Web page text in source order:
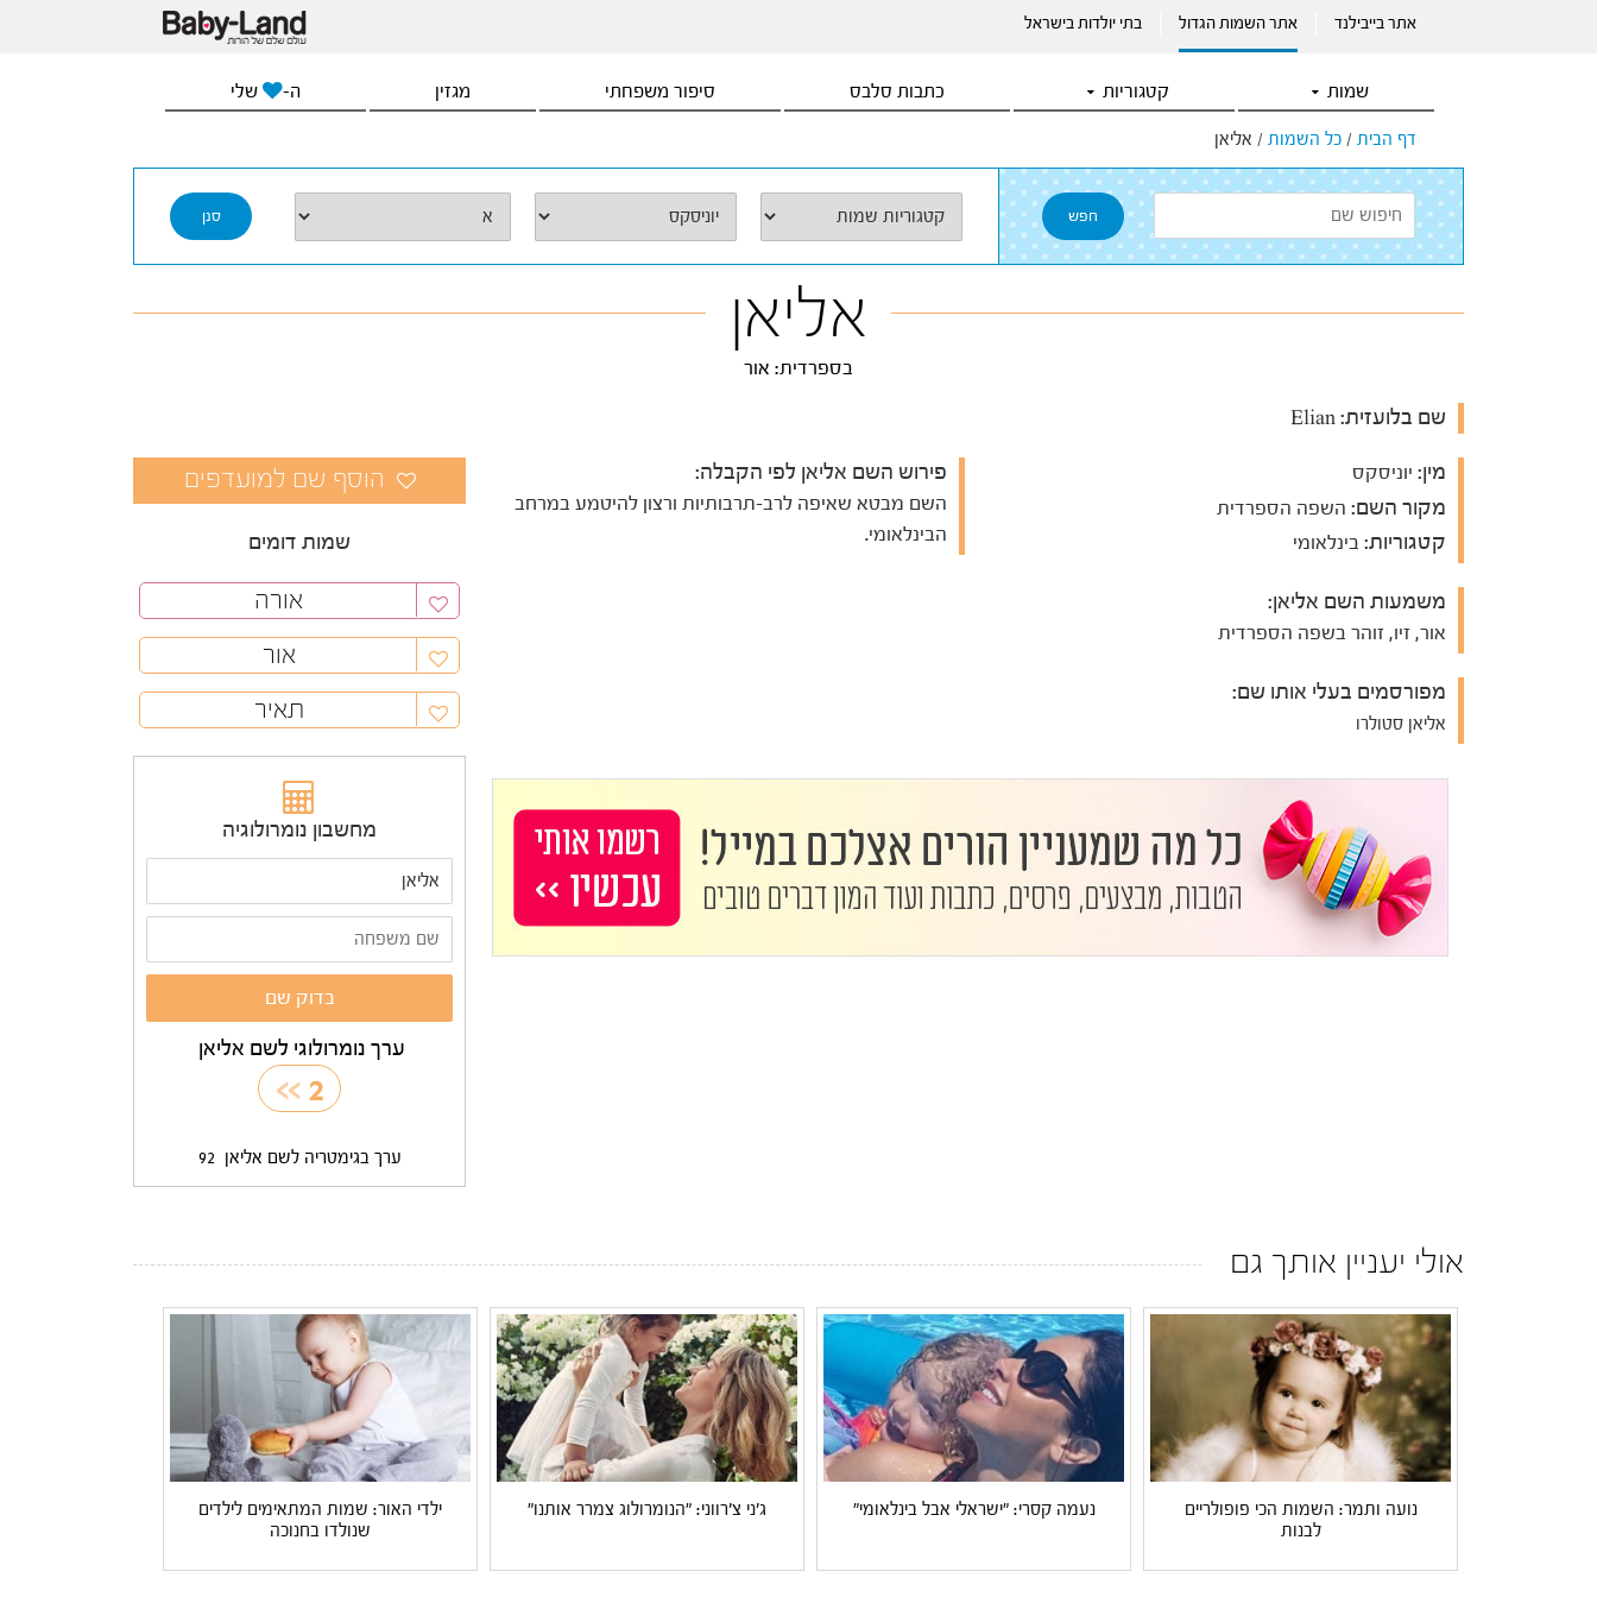
אתר בייבילנד אתר השמות הגדול בתי יולדות בישראל
שמות קטגוריות כתבות סלבס סיפור משפחתי מגזין ה- שלי
דף הבית / כל השמות / אליאן
אליאן
בספרדית: אור
שם בלועזית:
מין: יוניסקס
מקור השם: השפה הספרדית
קטגוריות: בינלאומי
משמעות השם אליאן:
אור, זיו, זוהר בשפה הספרדית
מפורסמים בעלי אותו שם:
אליאן סטולרו
פירוש השם אליאן לפי הקבלה:
השם מבטא שאיפה לרב-תרבותיות ורצון להיטמע במרחב
הבינלאומי.
שמות דומים
אורה
אור
תאיר
מחשבון נומרולוגיה
ערך נומרולוגי לשם אליאן
2
>>
ערך בגימטריה לשם אליאן 92
אולי יעניין אותך גם
נועה ותמר: השמות הכי פופולריים
לבנות
נעמה קסרי: "ישראלי אבל בינלאומי" ג'ני צ'רווני: "הנומרולוג צמרר אותנו"
ילדי האור: שמות המתאימים לילדים
שנולדו בחנוכה